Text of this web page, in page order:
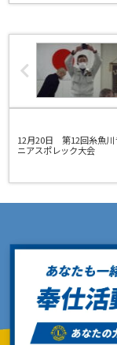
12月20日 第12回糸魚川
ニアスポレック大会